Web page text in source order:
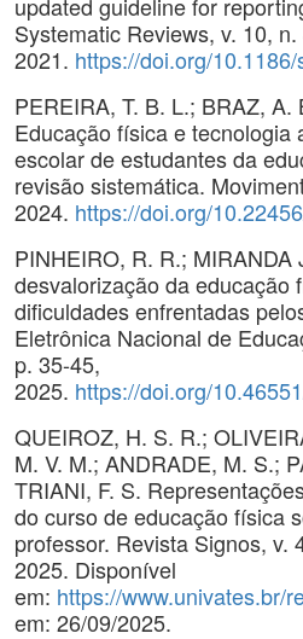
Systematic Reviews, v. 10, n.
2021. https://doi.org/
PEREIRA, T. B. L.; BRAZ, A.
Educação física e tecnologia
escolar de estudantes da
revisão sistemática.
2024. https://doi.org/
PINHEIRO, R. R.; MIRANDA
desvalorização da educação
dificuldades enfrentadas
Eletrônica Nacional de
p. 35-45,
2025. https://doi.org/
QUEIROZ, H. S. R.;
M. V. M.; ANDRADE, M. S.;
TRIANI, F. S.
do curso de educação física
professor. Revista Signos, v.
2025. Disponível
em: https://www.univates.br/
em: 26/09/2025.